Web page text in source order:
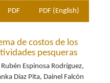
PDF PDF (English)
de costos de los
pesqueras
Espinosa Rodríguez,
Díaz Pita, Dainel Falcón